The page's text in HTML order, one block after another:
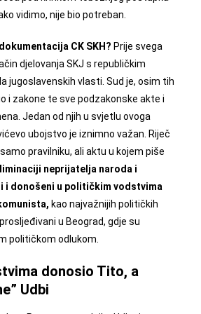
vidimo, nije bio potreban.
CK SKH? Prije svega
djelovanja SKJ s republičkim
jugoslavenskih vlasti. Sud je, osim tih
i zakone te sve podzakonske akte i
Jedan od njih u svjetlu ovoga
ubojstvo je iznimno važan. Riječ
pravilniku, ali aktu u kojem piše
neprijatelja naroda i
i donošeni u političkim vodstvima
kao najvažnijih političkih
u Beograd, gdje su
političkom odlukom.
donosio Tito, a
Udbi